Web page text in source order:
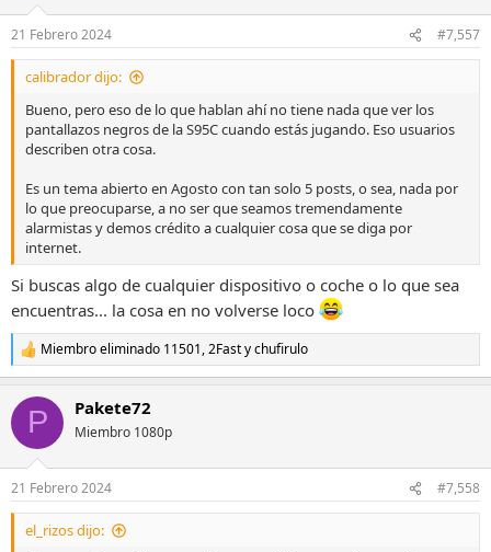
21 Febrero 2024 #7,557
calibrador dijo:
Bueno, pero eso de lo que hablan ahí no tiene nada que ver los
pantallazos negros de la S95C cuando estás jugando. Eso usuarios
describen otra cosa.
Es un tema abierto en Agosto con tan solo 5 posts, o sea, nada por
lo que preocuparse, a no ser que seamos tremendamente
alarmistas y demos crédito a cualquier cosa que se diga por
internet.
Si buscas algo de cualquier dispositivo o coche o lo que sea
encuentras... la cosa en no volverse loco
R
e
c
i
e
s
Miembro eliminado 11501,2Fastychufirulo
P Pakete72
Miembro 1080p
21 Febrero 2024 #7,558
el_rizos dijo: